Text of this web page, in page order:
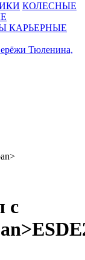
КОЛЕСНЫЕ
КАРЬЕРНЫЕ
Тюленина,
с